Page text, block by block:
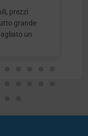
prezzi
grande
un